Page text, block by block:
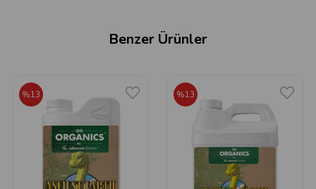
Benzer Ürünler
%13 %13